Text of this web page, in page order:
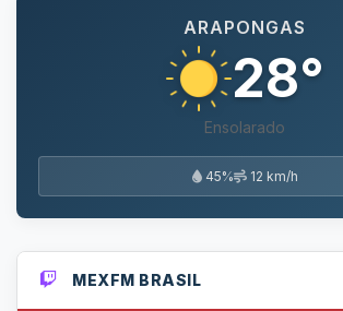
ARAPONGAS
28°
Ensolarado
45% 12 km/h
MEXFM BRASIL